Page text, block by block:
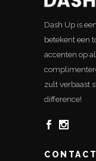
Dash Up is
betekent een
accenten op
zult verbaast
difference!
CONTACT